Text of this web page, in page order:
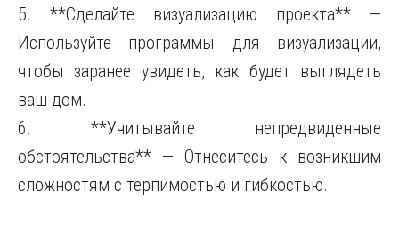
5. **Сделайте визуализацию проекта** —
Используйте программы для визуализации,
чтобы заранее увидеть, как будет выглядеть
ваш дом.
6. **Учитывайте непредвиденные
обстоятельства** — Отнеситесь к возникшим
сложностям с терпимостью и гибкостью.